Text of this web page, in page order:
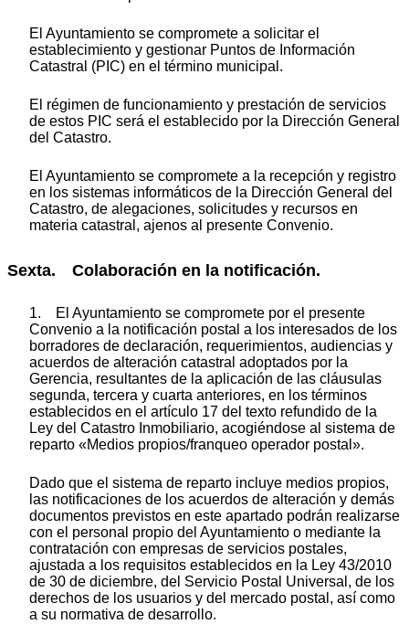
El Ayuntamiento se compromete a solicitar el
establecimiento y gestionar Puntos de Información
Catastral (PIC) en el término municipal.
El régimen de funcionamiento y prestación de servicios
de estos PIC será el establecido por la Dirección General
del Catastro.
El Ayuntamiento se compromete a la recepción y registro
en los sistemas informáticos de la Dirección General del
Catastro, de alegaciones, solicitudes y recursos en
materia catastral, ajenos al presente Convenio.
Sexta. Colaboración en la notificación.
1. El Ayuntamiento se compromete por el presente
Convenio a la notificación postal a los interesados de los
borradores de declaración, requerimientos, audiencias y
acuerdos de alteración catastral adoptados por la
Gerencia, resultantes de la aplicación de las cláusulas
segunda, tercera y cuarta anteriores, en los términos
establecidos en el artículo 17 del texto refundido de la
Ley del Catastro Inmobiliario, acogiéndose al sistema de
reparto «Medios propios/franqueo operador postal».
Dado que el sistema de reparto incluye medios propios,
las notificaciones de los acuerdos de alteración y demás
documentos previstos en este apartado podrán realizarse
con el personal propio del Ayuntamiento o mediante la
contratación con empresas de servicios postales,
ajustada a los requisitos establecidos en la Ley 43/2010
de 30 de diciembre, del Servicio Postal Universal, de los
derechos de los usuarios y del mercado postal, así como
a su normativa de desarrollo.